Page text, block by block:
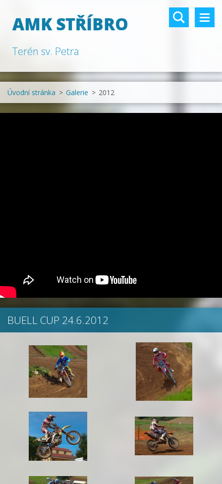
AMK STŘÍBRO
Terén sv. Petra
Úvodní stránka > Galerie > 2012
BUELL CUP 24.6.2012